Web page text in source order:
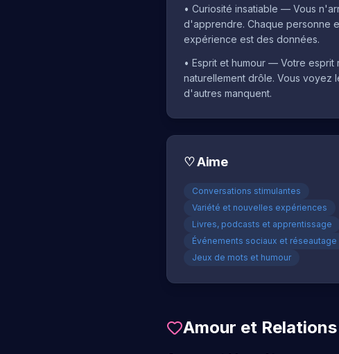
• Curiosité insatiable — Vous
d'apprendre. Chaque personne
expérience est des données.
• Esprit et humour — Votre esprit
naturellement drôle. Vous voyez
d'autres manquent.
♡Aime
Conversations stimulantes
Variété et nouvelles expériences
Livres, podcasts et apprentissage
Événements sociaux et réseautage
Jeux de mots et humour
Amour et Relations